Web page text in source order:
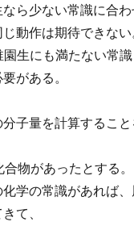
ら少ない常識に合
動作は期待できない
生にも満たない常
がある。
子量を計算するこ
物があったとする。
学の常識があれば
て、